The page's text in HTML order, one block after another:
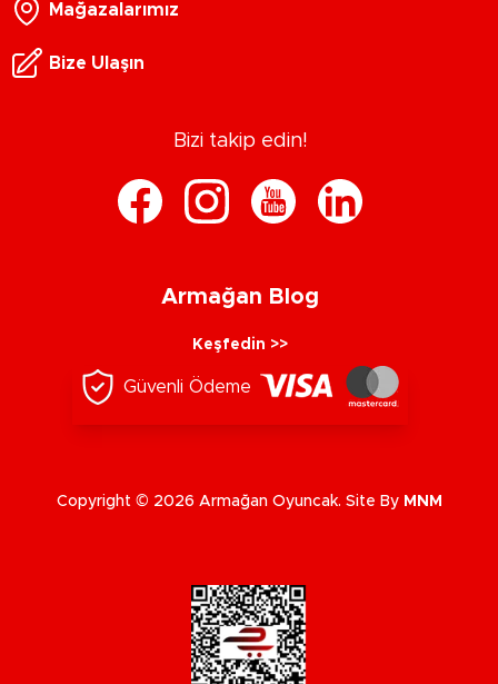
Mağazalarımız
Bize Ulaşın
Bizi takip edin!
Armağan Blog
Keşfedin >>
Güvenli Ödeme
Copyright © 2026 Armağan Oyuncak. Site By MNM